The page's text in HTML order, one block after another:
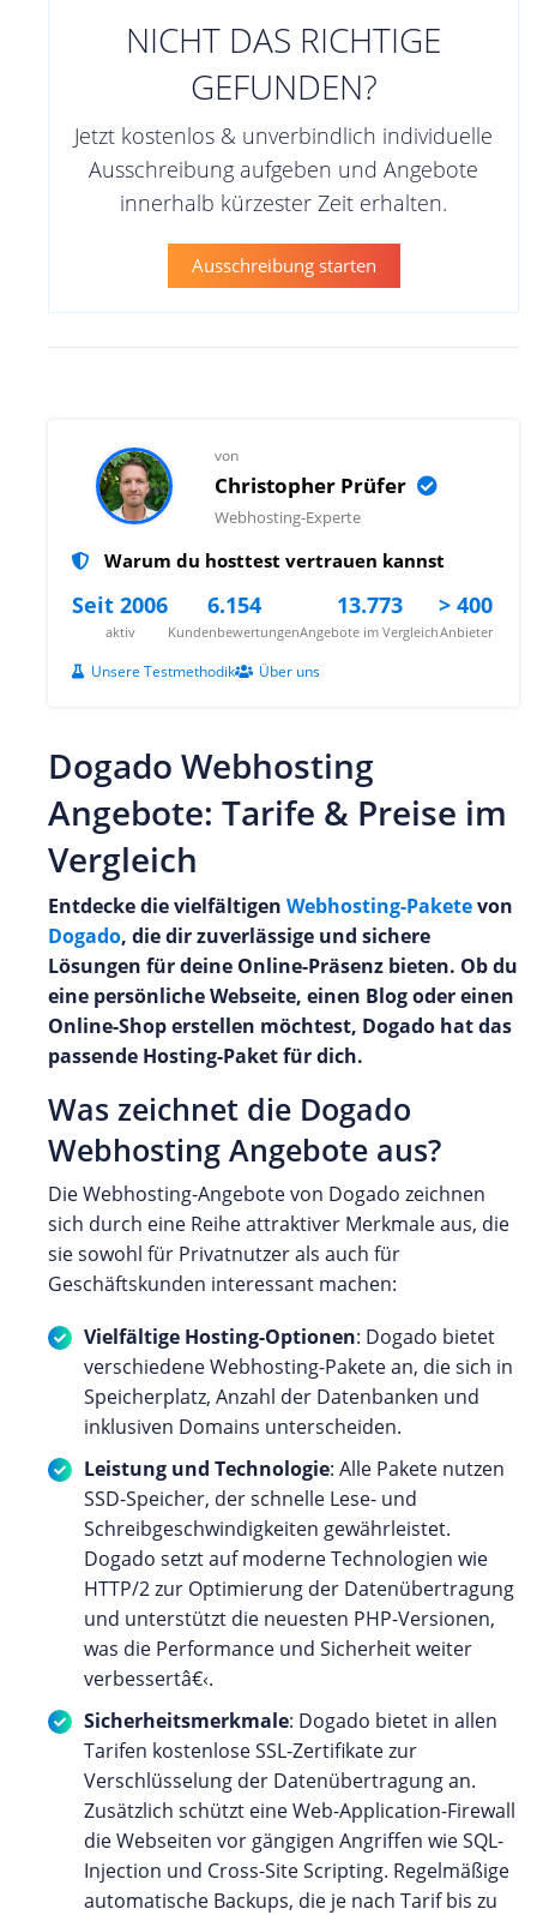
NICHT DAS RICHTIGE
GEFUNDEN?
Jetzt kostenlos & unverbindlich individuelle
Ausschreibung aufgeben und Angebote
innerhalb kürzester Zeit erhalten.
Ausschreibung starten
von
Christopher Prüfer
Webhosting-Experte
Warum du hosttest vertrauen kannst
Seit 2006
aktiv
6.154
Kundenbewertungen
13.773
Angebote im Vergleich
> 400
Anbieter
Unsere Testmethodik Über uns
Dogado Webhosting
Angebote: Tarife & Preise im
Vergleich
Entdecke die vielfältigen Webhosting-Paketevon
Dogado, die dir zuverlässige und sichere
Lösungen für deine Online-Präsenz bieten. Ob du
eine persönliche Webseite, einen Blog oder einen
Online-Shop erstellen möchtest, Dogado hat das
passende Hosting-Paket für dich.
Was zeichnet die Dogado
Webhosting Angebote aus?
Die Webhosting-Angebote von Dogado zeichnen
sich durch eine Reihe attraktiver Merkmale aus, die
sie sowohl für Privatnutzer als auch für
Geschäftskunden interessant machen:
Vielfältige Hosting-Optionen: Dogado bietet
verschiedene Webhosting-Pakete an, die sich in
Speicherplatz, Anzahl der Datenbanken und
inklusiven Domains unterscheiden.
Leistung und Technologie: Alle Pakete nutzen
SSD-Speicher, der schnelle Lese- und
Schreibgeschwindigkeiten gewährleistet.
Dogado setzt auf moderne Technologien wie
HTTP/2 zur Optimierung der Datenübertragung
und unterstützt die neuesten PHP-Versionen,
was die Performance und Sicherheit weiter
verbessertâ€‹.
Sicherheitsmerkmale: Dogado bietet in allen
Tarifen kostenlose SSL-Zertifikate zur
Verschlüsselung der Datenübertragung an.
Zusätzlich schützt eine Web-Application-Firewall
die Webseiten vor gängigen Angriffen wie SQL-
Injection und Cross-Site Scripting. Regelmäßige
automatische Backups, die je nach Tarif bis zu